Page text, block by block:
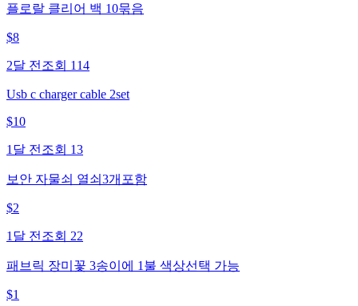
플로랄 클리어 백 10묶음
$8
2달 전 조회 114
Usb c charger cable 2set
$10
1달 전 조회 13
보안 자물쇠 열쇠3개포함
$2
1달 전 조회 22
패브릭 장미꽃 3송이에 1불 색상선택 가능
$1